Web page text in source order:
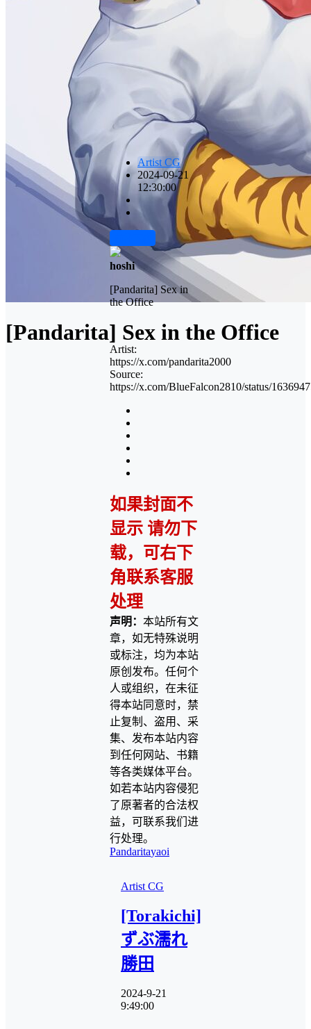
[Pandarita] Sex in the Office
Artist CG
2024-09-21
12:30:00
hoshi
[Pandarita] Sex in
the Office
Artist:
https://x.com/pandarita2000
Source:
https://x.com/BlueFalcon2810/status/
如果封面不
显示 请勿下
载，可右下
角联系客服
处理
声明： 本站所有文
章，如无特殊说明
或标注，均为本站
原创发布。任何个
人或组织，在未征
得本站同意时，禁
止复制、盗用、采
集、发布本站内容
到任何网站、书籍
等各类媒体平台。
如若本站内容侵犯
了原著者的合法权
益，可联系我们进
行处理。
Pandaritayaoi
Artist CG
[Torakichi]
ずぶ濡れ
勝田
2024-9-21
9:49:00